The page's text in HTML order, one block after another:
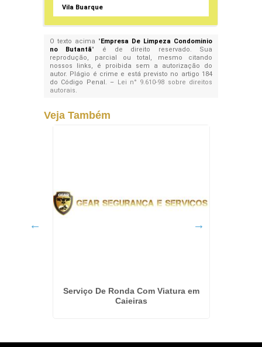
Vila Buarque
O texto acima "Empresa De Limpeza Condominio
no Butantã" é de direito reservado. Sua
reprodução, parcial ou total, mesmo citando
nossos links, é proibida sem a autorização do
autor. Plágio é crime e está previsto no artigo 184
do Código Penal. – Lei n° 9.610-98 sobre direitos
autorais.
Veja Também
Serviço De Ronda Com Viatura em
Caieiras